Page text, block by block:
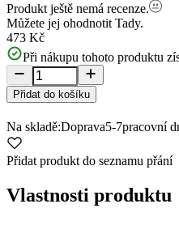
Produkt ještě nemá recenze.
Můžete jej ohodnotit Tady.
473 Kč
Při nákupu tohoto produktu
Přidat do košíku
Na skladě:Doprava5-7pracovní
Přidat produkt do seznamu přání
Vlastnosti produktu